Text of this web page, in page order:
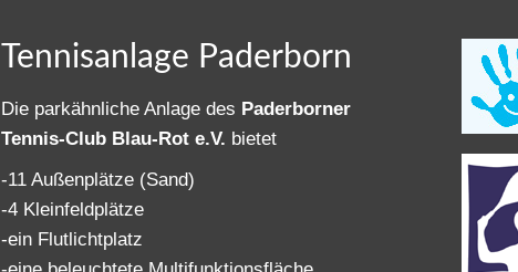
Tennisanlage Paderborn
Die parkähnliche Anlage des Paderborner
Tennis-Club Blau-Rot e.V. bietet
-11 Außenplätze (Sand)
-4 Kleinfeldplätze
-ein Flutlichtplatz